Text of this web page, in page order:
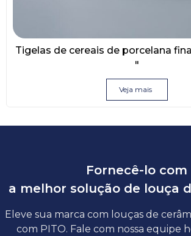
Tigelas de cereais de porcelana
″
Veja mais
Fornecê-lo com
a melhor solução de louça
Eleve sua marca com louças de
com PITO. Fale com nossa equipe